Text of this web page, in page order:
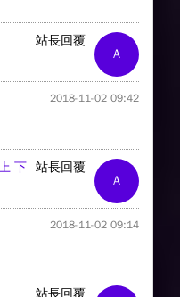
A
站長回覆
2018-11-02 09:42
A
站長回覆
下
2018-11-02 09:14
站長回覆